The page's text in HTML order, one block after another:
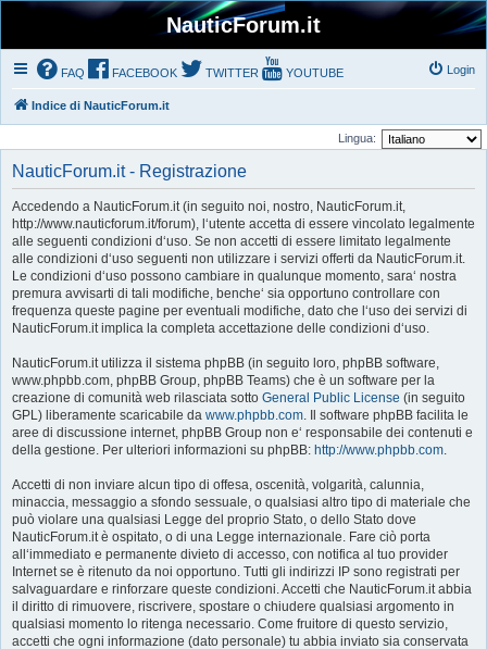
NauticForum.it
FAQ FACEBOOK TWITTER YOUTUBE Login
Indice di NauticForum.it
Lingua:
NauticForum.it - Registrazione
Accedendo a NauticForum.it (in seguito noi, nostro, NauticForum.it,
http://www.nauticforum.it/forum), l‘utente accetta di essere vincolato legalmente
alle seguenti condizioni d‘uso. Se non accetti di essere limitato legalmente
alle condizioni d‘uso seguenti non utilizzare i servizi offerti da NauticForum.it.
Le condizioni d‘uso possono cambiare in qualunque momento, sara‘ nostra
premura avvisarti di tali modifiche, benche‘ sia opportuno controllare con
frequenza queste pagine per eventuali modifiche, dato che l‘uso dei servizi di
NauticForum.it implica la completa accettazione delle condizioni d‘uso.
NauticForum.it utilizza il sistema phpBB (in seguito loro, phpBB software,
www.phpbb.com, phpBB Group, phpBB Teams) che è un software per la
creazione di comunità web rilasciata sotto General Public License (in seguito
GPL) liberamente scaricabile da www.phpbb.com. Il software phpBB facilita le
aree di discussione internet, phpBB Group non e‘ responsabile dei contenuti e
della gestione. Per ulteriori informazioni su phpBB: http://www.phpbb.com.
Accetti di non inviare alcun tipo di offesa, oscenità, volgarità, calunnia,
minaccia, messaggio a sfondo sessuale, o qualsiasi altro tipo di materiale che
può violare una qualsiasi Legge del proprio Stato, o dello Stato dove
NauticForum.it è ospitato, o di una Legge internazionale. Fare ciò porta
all‘immediato e permanente divieto di accesso, con notifica al tuo provider
Internet se è ritenuto da noi opportuno. Tutti gli indirizzi IP sono registrati per
salvaguardare e rinforzare queste condizioni. Accetti che NauticForum.it abbia
il diritto di rimuovere, riscrivere, spostare o chiudere qualsiasi argomento in
qualsiasi momento lo ritenga necessario. Come fruitore di questo servizio,
accetti che ogni informazione (dato personale) tu abbia inviato sia conservata